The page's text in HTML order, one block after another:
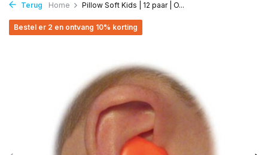
Terug Home Pillow Soft Kids | 12 paar | O...
Bestel er 2 en ontvang 10% korting